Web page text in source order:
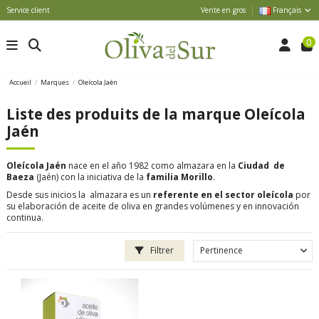
Service client Vente en gros Français
0
Accueil Marques Oleícola Jaén
Liste des produits de la marque Oleícola
Jaén
Oleícola Jaén nace en el año 1982 como almazara en la Ciudad de
Baeza (Jaén) con la iniciativa de la familia Morillo.
Desde sus inicios la almazara es un referente en el sector oleícola por
su elaboración de aceite de oliva en grandes volúmenes y en innovación
continua.
Filtrer